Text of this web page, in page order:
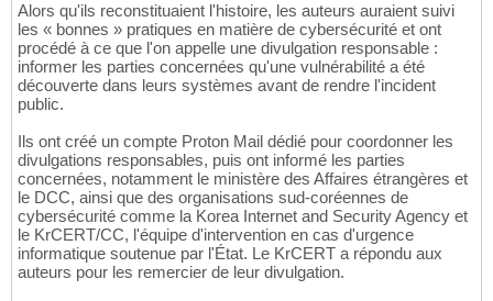
Alors qu'ils reconstituaient l'histoire, les auteurs auraient suivi
les « bonnes » pratiques en matière de cybersécurité et ont
procédé à ce que l'on appelle une divulgation responsable :
informer les parties concernées qu'une vulnérabilité a été
découverte dans leurs systèmes avant de rendre l'incident
public.
Ils ont créé un compte Proton Mail dédié pour coordonner les
divulgations responsables, puis ont informé les parties
concernées, notamment le ministère des Affaires étrangères et
le DCC, ainsi que des organisations sud-coréennes de
cybersécurité comme la Korea Internet and Security Agency et
le KrCERT/CC, l'équipe d'intervention en cas d'urgence
informatique soutenue par l'État. Le KrCERT a répondu aux
auteurs pour les remercier de leur divulgation.